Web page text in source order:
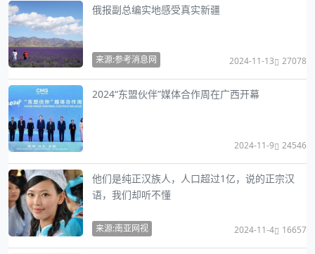
俄报副总编实地感受真实新疆
来源:参考消息网 2024-11-13 27078
2024“东盟伙伴”媒体合作周在广西开幕
2024-11-9 24546
他们是纯正汉族人，人口超过1亿，说的正宗汉
语，我们却听不懂
来源:南亚网视 2024-11-4 16657